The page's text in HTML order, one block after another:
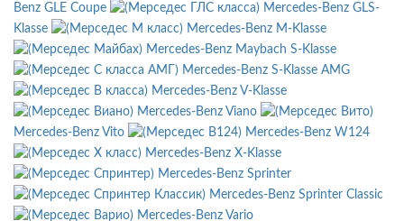
Benz GLE Coupe
Mercedes-Benz GLS-
Klasse
Mercedes-Benz M-Klasse
Mercedes-Benz Maybach S-Klasse
Mercedes-Benz S-Klasse AMG
Mercedes-Benz V-Klasse
Mercedes-Benz Viano
Mercedes-Benz Vito
Mercedes-Benz W124
Mercedes-Benz X-Klasse
Mercedes-Benz Sprinter
Mercedes-Benz Sprinter Classic
Mercedes-Benz Vario